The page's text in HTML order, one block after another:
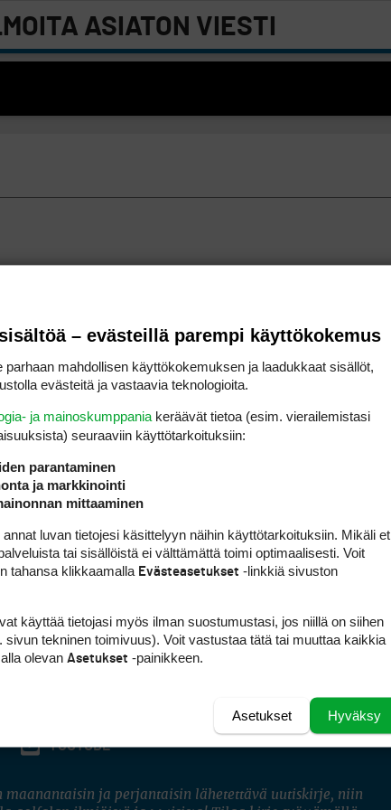
ASIATON VIESTI
INSTAGRAM
YOUTUBE
maanantaisin ja perjantaisin lähetettävä uutiskirje, niin
– evästeillä parempi käyttökokemus
parhaan mahdollisen käyttökokemuksen ja laadukkaat sisällöt,
evästeitä ja vastaavia teknologioita.
ja mainoskumppania keräävät tietoa (esim. vierailemis­tasi
seuraaviin käyttötarkoituksiin:
parantaminen
ja markkinointi
mittaaminen
luvan tietojesi käsittelyyn näihin käyttötarkoituksiin. Mikäli et
tai sisällöistä ei välttämättä toimi optimaalisesti. Voit
tahansa klikkaamalla Evästeasetukset -linkkiä sivuston
käyttää tietojasi myös ilman suostumustasi, jos niillä on siihen
sivun tekninen toimivuus). Voit vastustaa tätä tai muuttaa kaikkia
olevan Asetukset -painikkeen.
Hyväksy
Asetukset